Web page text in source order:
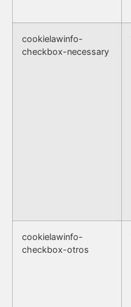
cookielawinfo-
checkbox-necessary
cookielawinfo-
checkbox-otros